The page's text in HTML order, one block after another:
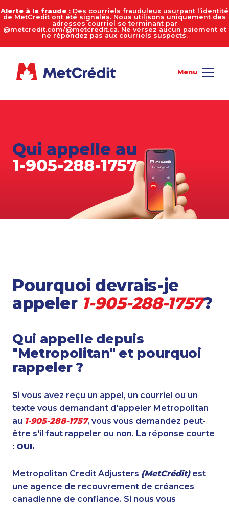
Alerte à la fraude : Des courriels frauduleux usurpant l’identité
de MetCredit ont été signalés. Nous utilisons uniquement des
adresses courriel se terminant par
@metcredit.com/@metcredit.ca. Ne versez aucun paiement et
ne répondez pas aux courriels suspects.
Qui appelle au
1-905-288-1757
Pourquoi devrais-je
appeler 1-905-288-1757?
Qui appelle depuis
"Metropolitan" et pourquoi
rappeler ?
Si vous avez reçu un appel, un courriel ou un
texte vous demandant d'appeler Metropolitan
au 1-905-288-1757, vous vous demandez peut-
être s'il faut rappeler ou non. La réponse courte
: OUI.
Metropolitan Credit Adjusters (MetCrédit)est
une agence de recouvrement de créances
canadienne de confiance. Si nous vous